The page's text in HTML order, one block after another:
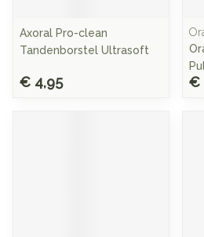
Axoral Pro-clean
Tandenborstel Ultrasoft
€ 4,95 €